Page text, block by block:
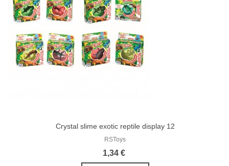
Crystal slime exotic reptile display 12
RSToys
1,34 €